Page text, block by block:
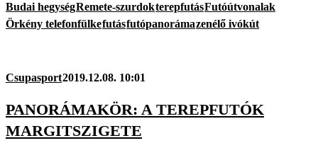
Budai hegységRemete-szurdokterepfutásFutóútvonalak
Örkény telefonfülkefutásfutópanorámazenélő ivókút
Csupasport2019.12.08. 10:01
PANORÁMAKÖR: A TEREPFUTÓK
MARGITSZIGETE